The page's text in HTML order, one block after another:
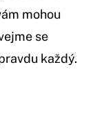
mohou
se
každý.